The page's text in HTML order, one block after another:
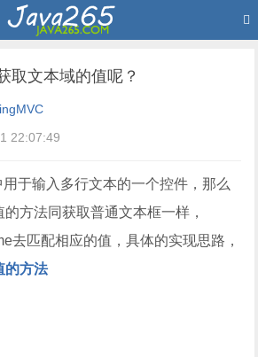
取文本域的值呢？
22:07:49
于输入多行文本的一个控件，那么
方法同获取普通文本框一样，
去匹配相应的值，具体的实现思路，
的方法